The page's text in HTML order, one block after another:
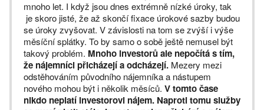
mnoho let. I když jsou dnes extrémně nízké úroky, tak
je skoro jisté, že až skončí fixace úrokové sazby budou
se úroky zvyšovat. V závislosti na tom se zvýší i výše
měsíční splátky. To by samo o sobě ještě nemusel být
takový problém. Mnoho investorů ale nepočítá s tím,
že nájemníci přicházejí a odcházejí. Mezery mezi
odstěhováním původního nájemníka a nástupem
nového mohou být i několik měsíců. V tomto čase
nikdo neplatí investorovi nájem. Naproti tomu služby